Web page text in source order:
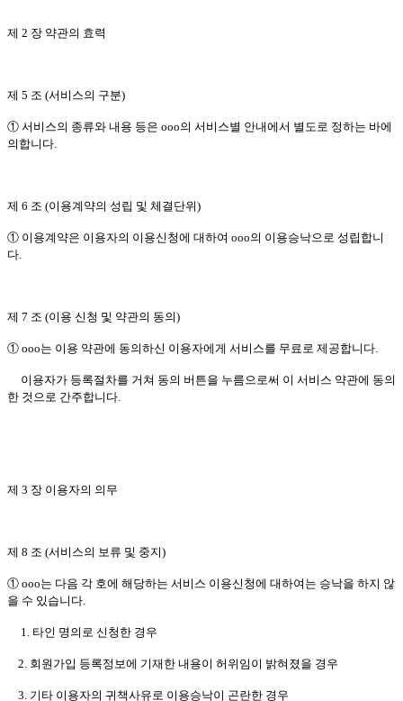
제 2 장 약관의 효력
제 5 조 (서비스의 구분)
① 서비스의 종류와 내용 등은 ooo의 서비스별 안내에서 별도로 정하는 바에
의합니다.
제 6 조 (이용계약의 성립 및 체결단위)
① 이용계약은 이용자의 이용신청에 대하여 ooo의 이용승낙으로 성립합니
다.
제 7 조 (이용 신청 및 약관의 동의)
① ooo는 이용 약관에 동의하신 이용자에게 서비스를 무료로 제공합니다.
이용자가 등록절차를 거쳐 동의 버튼을 누름으로써 이 서비스 약관에 동의
한 것으로 간주합니다.
제 3 장 이용자의 의무
제 8 조 (서비스의 보류 및 중지)
① ooo는 다음 각 호에 해당하는 서비스 이용신청에 대하여는 승낙을 하지 않
을 수 있습니다.
1. 타인 명의로 신청한 경우
2. 회원가입 등록정보에 기재한 내용이 허위임이 밝혀졌을 경우
3. 기타 이용자의 귀책사유로 이용승낙이 곤란한 경우